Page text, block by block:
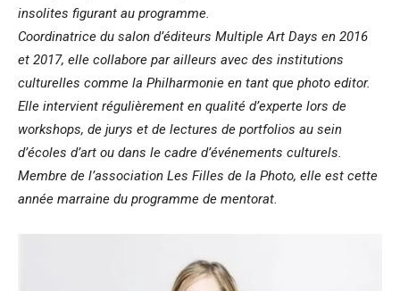
insolites figurant au programme.
Coordinatrice du salon d’éditeurs Multiple Art Days en 2016
et 2017, elle collabore par ailleurs avec des institutions
culturelles comme la Philharmonie en tant que photo editor.
Elle intervient régulièrement en qualité d’experte lors de
workshops, de jurys et de lectures de portfolios au sein
d’écoles d’art ou dans le cadre d’événements culturels.
Membre de l’association Les Filles de la Photo, elle est cette
année marraine du programme de mentorat.